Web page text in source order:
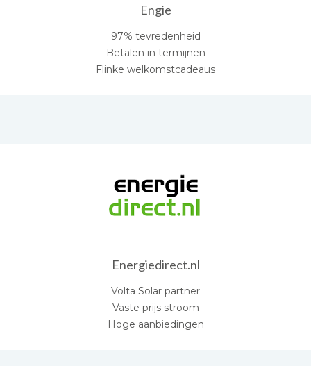
Engie
97% tevredenheid
Betalen in termijnen
Flinke welkomstcadeaus
Energiedirect.nl
Volta Solar partner
Vaste prijs stroom
Hoge aanbiedingen